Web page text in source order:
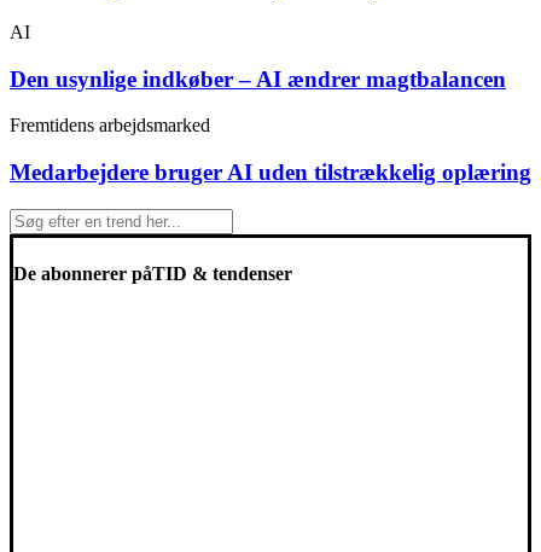
AI
Den usynlige indkøber – AI ændrer magtbalancen
Fremtidens arbejdsmarked
Medarbejdere bruger AI uden tilstrækkelig oplæring
De abonnerer påTID & tendenser